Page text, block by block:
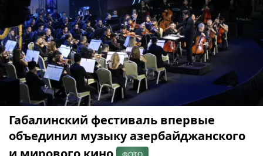
Габалинский фестиваль впервые
объединил музыку азербайджанского